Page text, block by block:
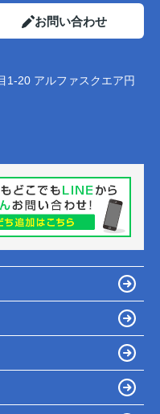
お問い合わせ
1-20 アルファスクエア円